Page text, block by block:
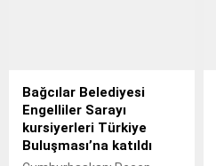
Bağcılar Belediyesi
Engelliler Sarayı
kursiyerleri Türkiye
Buluşması’na katıldı